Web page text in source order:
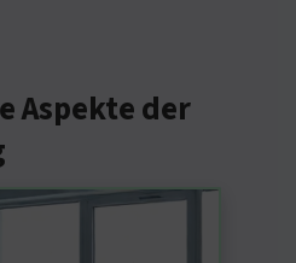
Aspekte der